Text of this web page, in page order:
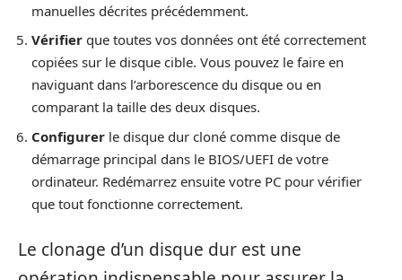
manuelles décrites précédemment.
Vérifier que toutes vos données ont été correctement
copiées sur le disque cible. Vous pouvez le faire en
naviguant dans l’arborescence du disque ou en
comparant la taille des deux disques.
Configurer le disque dur cloné comme disque de
démarrage principal dans le BIOS/UEFI de votre
ordinateur. Redémarrez ensuite votre PC pour vérifier
que tout fonctionne correctement.
Le clonage d’un disque dur est une